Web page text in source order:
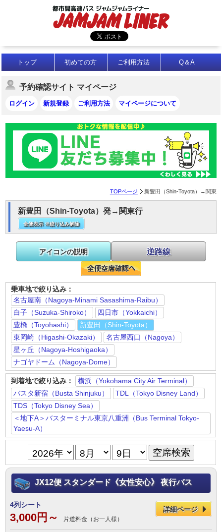
トップ 初めての方 ご利用方法 Q＆A
予約確認サイト マイページ
ログイン 新規登録 ご利用方法 マイページについて
TOPページ 新豊田（Shin-Toyota）→関東
新豊田（Shin-Toyota）発→関東行
全便表示 ※絞り込み解除
乗車地で絞り込み：
名古屋南（Nagoya-Minami Sasashima-Raibu）
白子（Suzuka-Shiroko）
四日市（Yokkaichi）
豊橋（Toyohashi）
新豊田（Shin-Toyota）
東岡崎（Higashi-Okazaki）
名古屋西口（Nagoya）
星ヶ丘（Nagoya-Hoshigaoka）
ナゴヤドーム（Nagoya-Dome）
到着地で絞り込み：
横浜（Yokohama City Air Terminal）
バスタ新宿（Busta Shinjuku）
TDL（Tokyo Disney Land）
TDS（Tokyo Disney Sea）
＜地下A＞バスターミナル東京八重洲（Bus Terminal Tokyo-
Yaesu-A）
アイコンの説明 逆路線
JX12便 スタンダード《女性安心》 夜行バス
4列シート
3,000円～ 片道料金（お一人様）
詳細ページ